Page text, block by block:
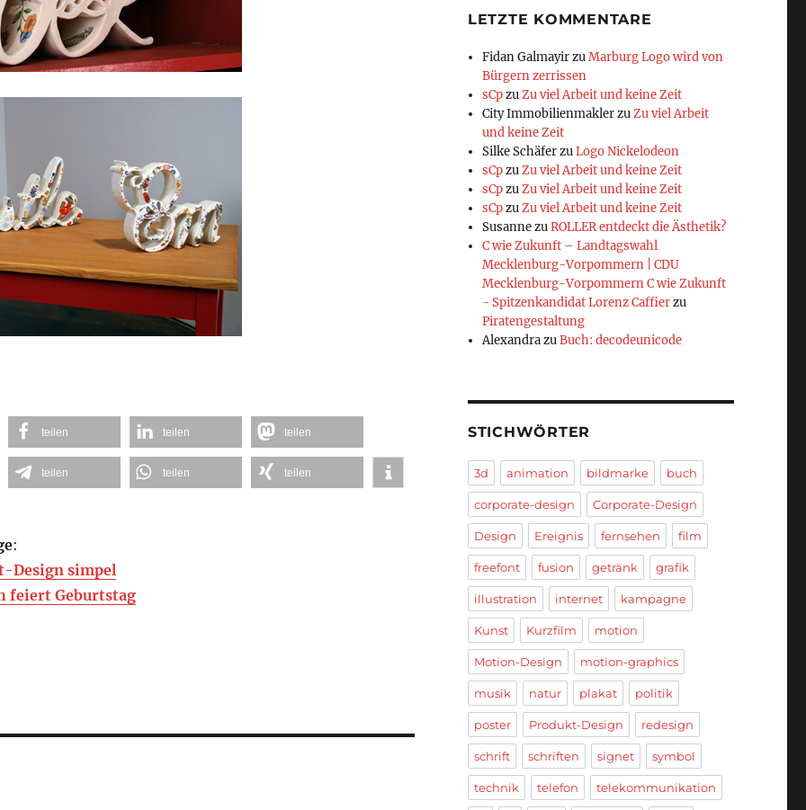
teilen teilen teilen
teilen teilen teilen
:
Design simpel
feiert Geburtstag
LETZTE KOMMENTARE
Fidan GalmayirzuMarburg Logo wird von
Bürgern zerrissen
sCpzuZu viel Arbeit und keine Zeit
City ImmobilienmaklerzuZu viel Arbeit
und keine Zeit
Silke SchäferzuLogo Nickelodeon
sCpzuZu viel Arbeit und keine Zeit
sCpzuZu viel Arbeit und keine Zeit
sCpzuZu viel Arbeit und keine Zeit
SusannezuROLLER entdeckt die Ästhetik?
C wie Zukunft – Landtagswahl
Mecklenburg-Vorpommern | CDU
Mecklenburg-Vorpommern C wie Zukunft
- Spitzenkandidat Lorenz Caffierzu
Piratengestaltung
AlexandrazuBuch: decodeunicode
STICHWÖRTER
3d animation bildmarke buch
corporate-design Corporate-Design
Design Ereignis fernsehen film
freefont fusion getränk grafik
illustration internet kampagne
Kunst Kurzfilm motion
Motion-Design motion-graphics
musik natur plakat politik
poster Produkt-Design redesign
schrift schriften signet symbol
technik telefon telekommunikation